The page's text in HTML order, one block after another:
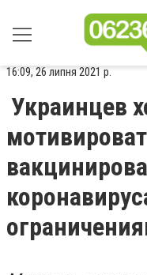
16:09, 26 липня 2021 р.
Украинцев